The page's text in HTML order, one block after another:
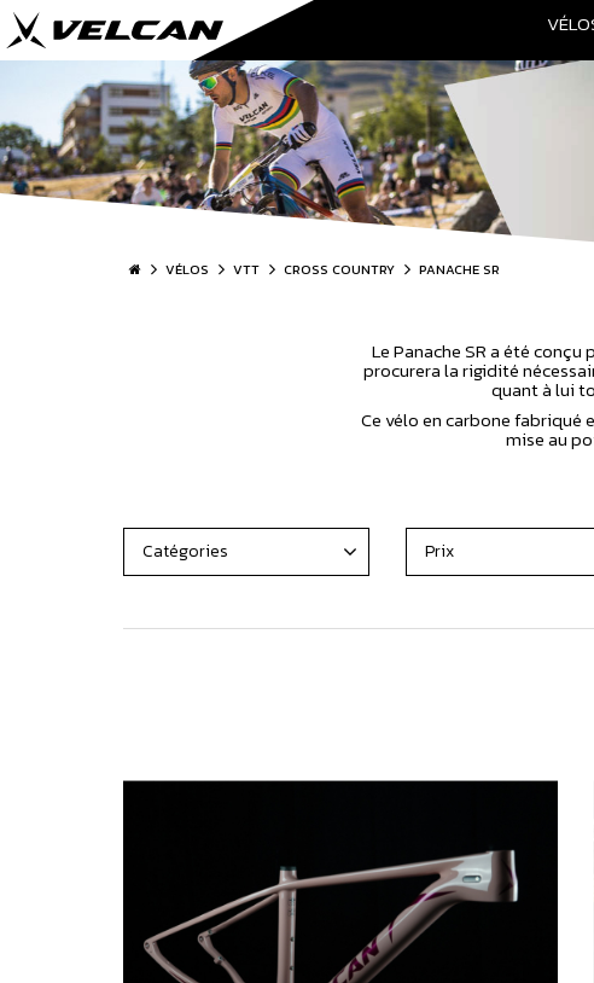
VÉLOS VTT CROSS COUNTRY PANACHE SR
Le Panache SR a été
procurera la rigidité
quant à lui
Ce vélo en carbone fabriqué
mise au
Catégories Prix